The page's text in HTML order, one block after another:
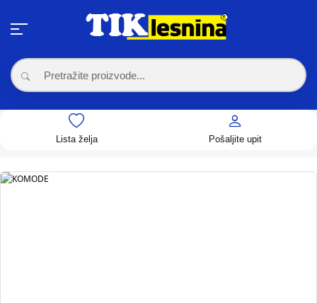
Lista želja Pošaljite upit